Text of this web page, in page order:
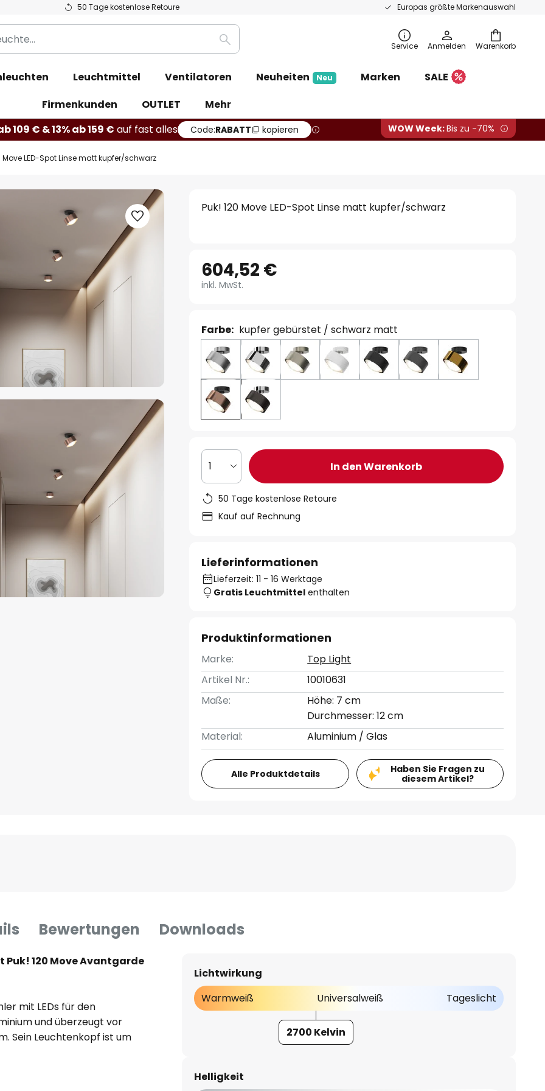
50 Tage kostenlose Retoure Europas größte Markenauswahl
Warenkorb
Suche Service Anmelden
Leuchtmittel Ventilatoren Neuheiten Neu Marken
SALE
Firmenkunden
OUTLET
Mehr
109 € & 13% ab 159 € auf fast alles Code:RABATT kopieren WOW Week:Bis zu -70%
Move LED-Spot Linse matt kupfer/schwarz
Puk! 120 Move LED-Spot Linse matt kupfer/schwarz
604,52 €
inkl. MwSt.
Farbe: kupfer gebürstet / schwarz matt
1 In den Warenkorb
50 Tage kostenlose Retoure
Kauf auf Rechnung
Lieferinformationen
Lieferzeit: 11 - 16 Werktage
Gratis Leuchtmittel enthalten
Produktinformationen
Marke:
Top Light
Artikel Nr.:
10010631
Maße:
Höhe: 7 cm
Durchmesser: 12 cm
Material:
Aluminium / Glas
Alle Produktdetails
Haben Sie Fragen zu
diesem Artikel?
Bewertungen Downloads
Puk! 120 Move Avantgarde
mit LEDs für den
und überzeugt vor
Sein Leuchtenkopf ist um
sodass der Lichtstrahl
so
Lichtwirkung
Warmweiß
Universalweiß Tageslicht
2700 Kelvin
Helligkeit